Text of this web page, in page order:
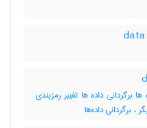
برگردانی داده ها تغییر رمزبندی
، برگردانی داده‌ها